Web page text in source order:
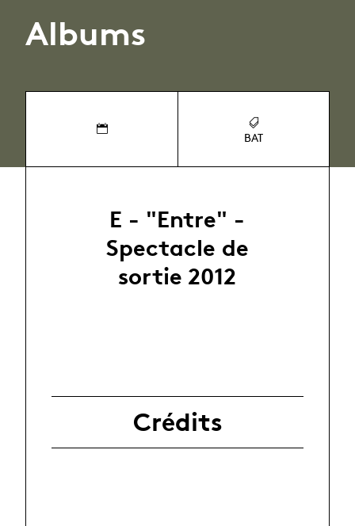
Albums
BAT
E - "Entre" -
Spectacle de
sortie 2012
Crédits